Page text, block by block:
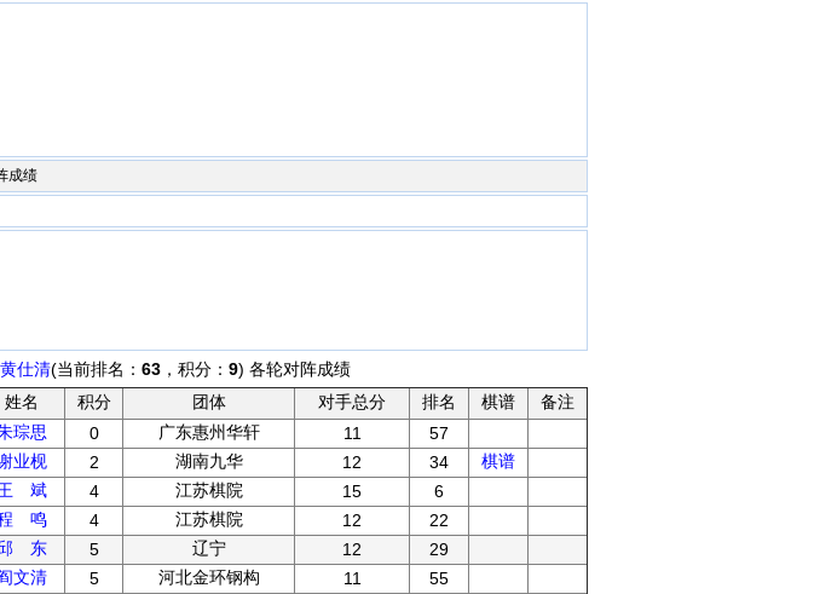
成绩
黄仕清(当前排名： 63，积分： 9) 各轮对阵成绩
姓名 积分 团体 对手总分 排名 棋谱
备注
琮思 0 广东惠州华轩 11
57
业枧 2 湖南九华 12 34
棋谱
斌 4 江苏棋院 15
6
鸣 4 江苏棋院 12
22
东 5 辽宁 12
29
文清 5 河北金环钢构 11
55